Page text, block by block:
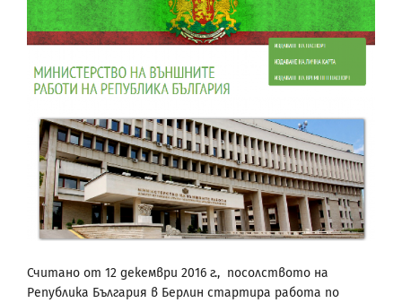
Считано от 12 декември 2016 г., посолството на
Република България в Берлин стартира работа по